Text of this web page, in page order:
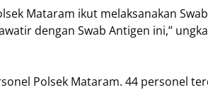
Mataram ikut melaksanakan
dengan Swab Antigen ini,’’
Polsek Mataram. 44 personel